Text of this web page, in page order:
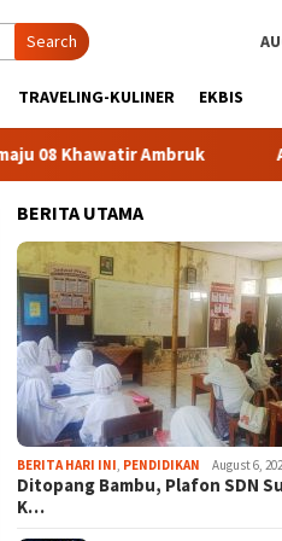
Search
TRAVELING-KULINER EKBIS
Ambruk Adira
BERITA UTAMA
BERITA HARI INI PENDIDIKAN August 6,
Ditopang Bambu, Plafon SDN
K…